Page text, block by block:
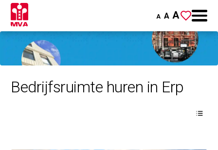
A A A
Bedrijfsruimte huren in Erp